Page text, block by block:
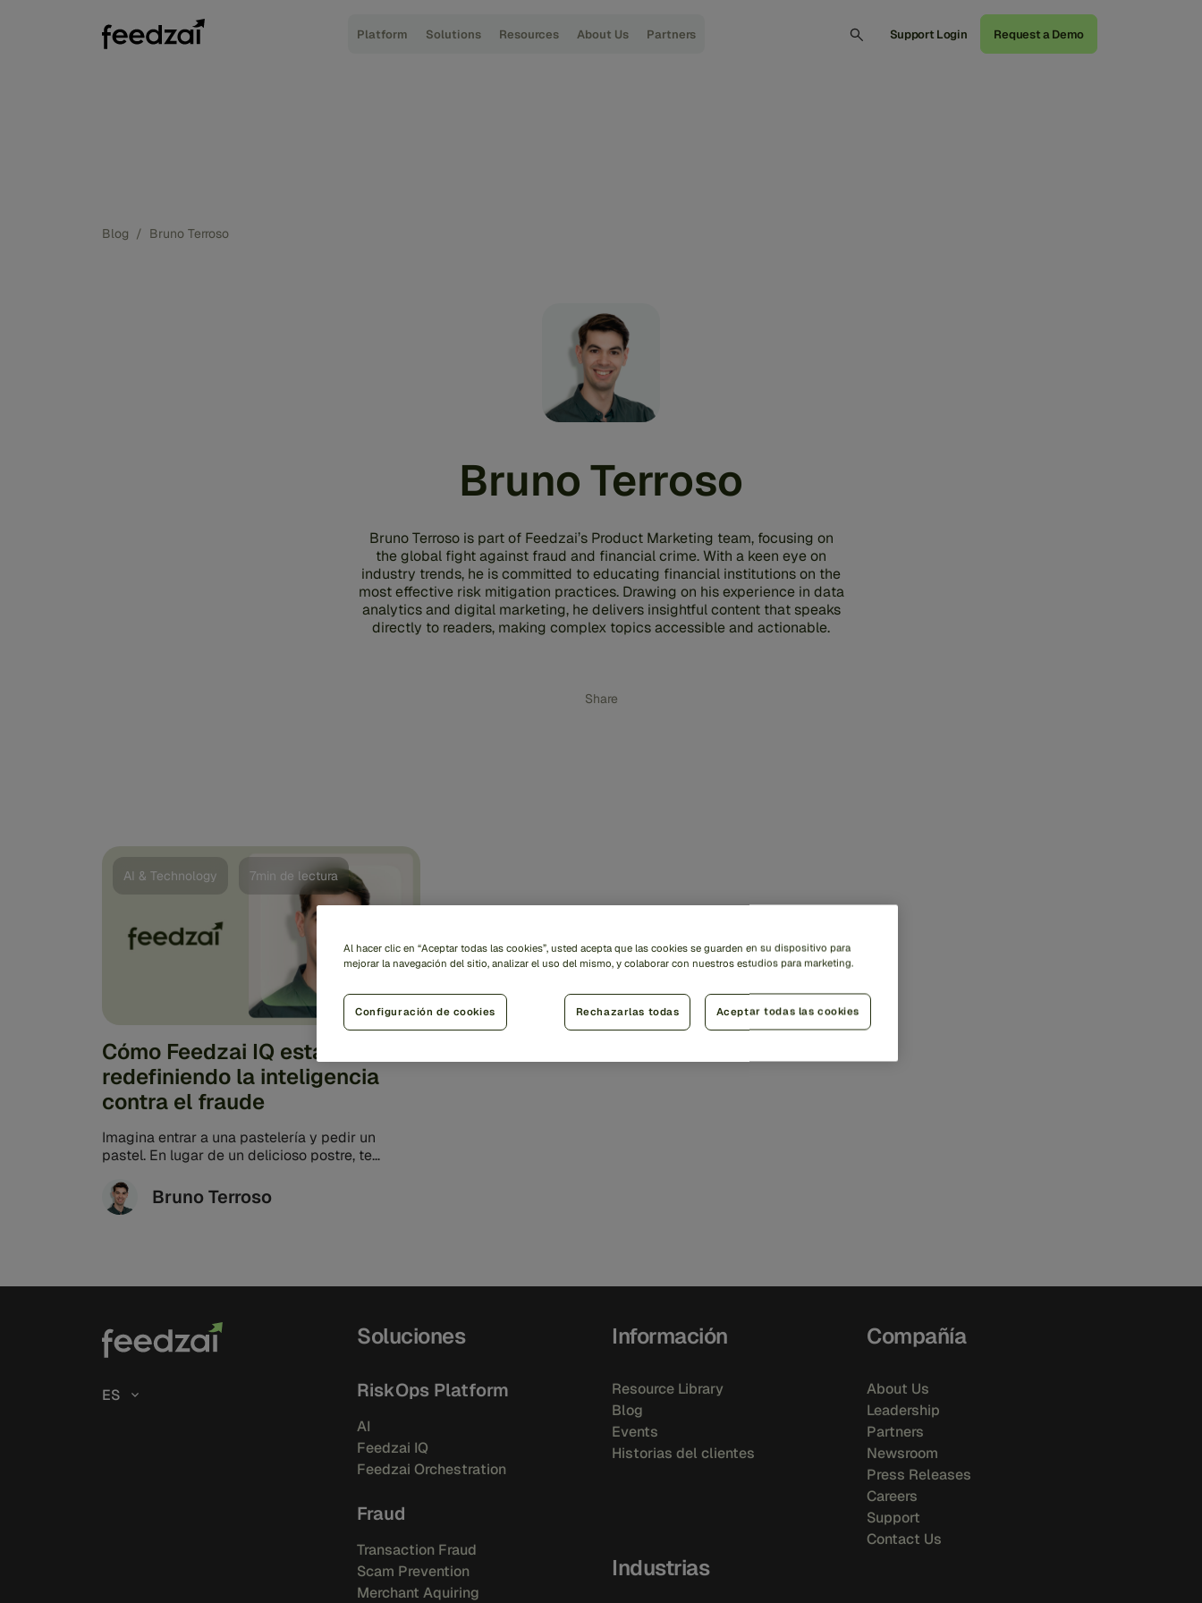
Platform Solutions Resources About Us Partners Support Login Request a Demo
Blog / Bruno Terroso
Bruno Terroso
Bruno Terroso is part of Feedzai’s Product Marketing team, focusing on
the global fight against fraud and financial crime. With a keen eye on
industry trends, he is committed to educating financial institutions on the
most effective risk mitigation practices. Drawing on his experience in data
analytics and digital marketing, he delivers insightful content that speaks
directly to readers, making complex topics accessible and actionable.
Share
AI & Technology 7min de lectura
Cómo Feedzai IQ está
redefiniendo la inteligencia
contra el fraude
Imagina entrar a una pastelería y pedir un
pastel. En lugar de un delicioso postre, te
Bruno Terroso
ES
Soluciones
RiskOps Platform
AI
Feedzai IQ
Feedzai Orchestration
Fraud
Transaction Fraud
Scam Prevention
Merchant Aquiring
Información
Resource Library
Blog
Events
Historias del clientes
Industrias
Compañía
About Us
Leadership
Partners
Newsroom
Press Releases
Careers
Support
Contact Us
Al hacer clic en “Aceptar todas las cookies”, usted acepta que las cookies se guarden en su dispositivo para
mejorar la navegación del sitio, analizar el uso del mismo, y colaborar con nuestros estudios para marketing.
Configuración de cookies Rechazarlas todas Aceptar todas las cookies